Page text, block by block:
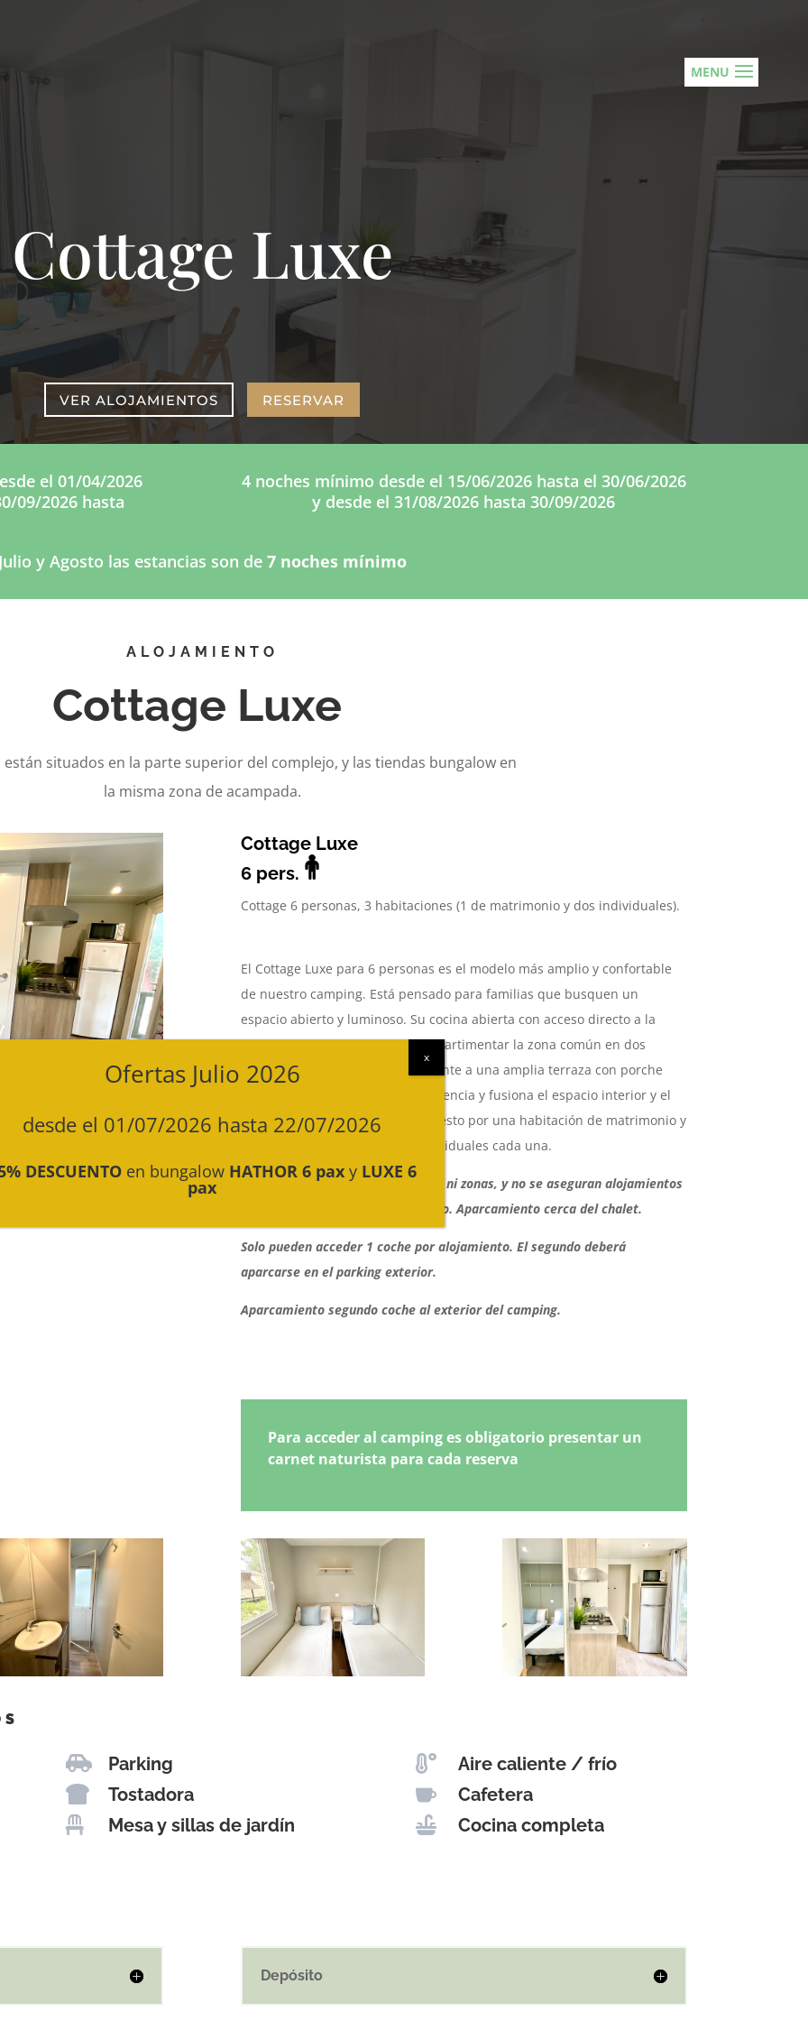
Cottage Luxe
VER ALOJAMIENTOS RESERVAR
el 01/04/2026
09/2026 hasta
4 noches mínimo desde el 15/06/2026 hasta el 30/06/2026
y desde el 31/08/2026 hasta 30/09/2026
y Agosto las estancias son de 7 noches mínimo
ALOJAMIENTO
Cottage Luxe
situados en la parte superior del complejo, y las tiendas bungalow en
la misma zona de acampada.
Cottage Luxe
6 pers.
Cottage 6 personas, 3 habitaciones (1 de matrimonio y dos individuales).
El Cottage Luxe para 6 personas es el modelo más amplio y confortable
de nuestro camping. Está pensado para familias que busquen un
espacio abierto y luminoso. Su cocina abierta con acceso directo a la
terraza da la posibilidad de compartimentar la zona común en dos
espacios que se abren directamente a una amplia terraza con porche
que agranda el espacio de convivencia y fusiona el espacio interior y el
exterior en uno solo. Está compuesto por una habitación de matrimonio y
dos habitaciones dos camas individuales cada una.
No se pueden escoger ni números ni zonas, y no se aseguran alojamientos
Aire acondicionado. Aparcamiento cerca del chalet.
Solo pueden acceder 1 coche por alojamiento. El segundo deberá
aparcarse en el parking exterior.
Aparcamiento segundo coche al exterior del camping.
Para acceder al camping es obligatorio presentar un
carnet naturista para cada reserva
 Parking  Aire caliente / frío
 Tostadora  Cafetera
 Mesa y sillas de jardín  Cocina completa
Depósito
Ofertas Julio 2026
desde el 01/07/2026 hasta 22/07/2026
DESCUENTOen bungalow HATHOR 6 paxy LUXE 6
pax